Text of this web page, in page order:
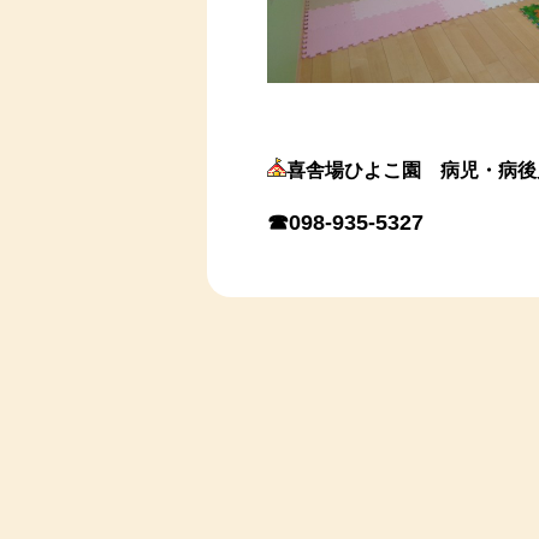
喜舎場ひよこ園 病児・病後
☎098-935-5327